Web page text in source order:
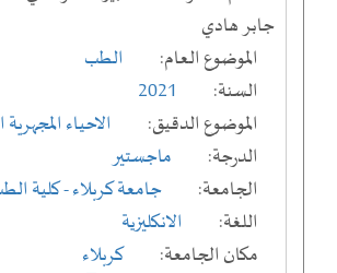
جابر هادي
الموضوع العام:
الطب
السنة:
2021
الموضوع الدقيق:
الاحياء
الدرجة:
ماجستير
الجامعة:
جامعة كربلاء- كلية
اللغة:
الانكليزية
مكان الجامعة:
كربلاء